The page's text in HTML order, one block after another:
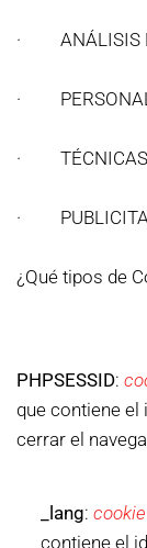
· ANÁLISIS
·
· TÉCNICAS
·
¿Qué tipos de
PHPSESSID:
que contiene el
cerrar el
_lang: cookie
contiene el